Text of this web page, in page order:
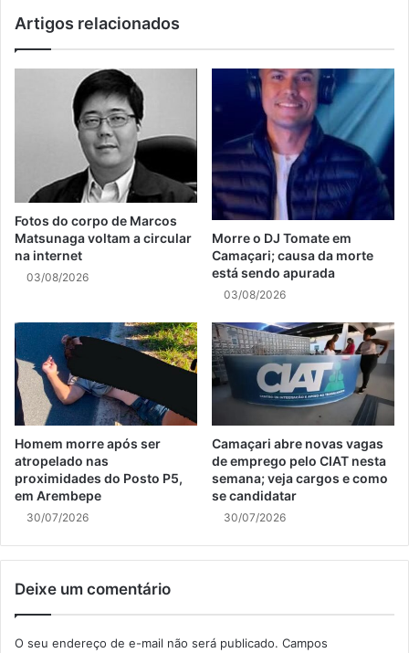
Artigos relacionados
Fotos do corpo de Marcos
Matsunaga voltam a circular
na internet
03/08/2026
Morre o DJ Tomate em
Camaçari; causa da morte
está sendo apurada
03/08/2026
Homem morre após ser
atropelado nas
proximidades do Posto P5,
em Arembepe
30/07/2026
Camaçari abre novas vagas
de emprego pelo CIAT nesta
semana; veja cargos e como
se candidatar
30/07/2026
Deixe um comentário
O seu endereço de e-mail não será publicado. Campos